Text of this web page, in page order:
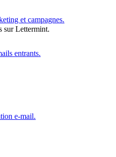
sur Lettermint.
et campagnes.
entrants.
e-mail.